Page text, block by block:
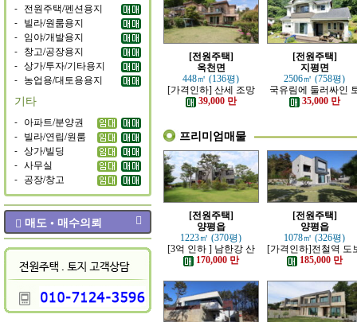
- 전원주택/펜션용지
- 빌라/원룸용지
- 임야/개발용지
- 창고/공장용지
- 상가/투자/기타용지
- 농업용/대토용용지
기타
- 아파트/분양권
- 빌라/연립/원룸
- 상가/빌딩
- 사무실
- 공장/창고
매도 • 매수의뢰
[전원주택]
옥천면
448㎡ (136평)
[가격인하] 산세 조망
좋은 남향 전원주택
39,000 만
[전원주택]
지평면
2506㎡ (758평)
국유림에 둘러싸인
지 넓은 전원주택
35,000 만
프리미엄매물
[전원주택]
양평읍
1223㎡ (370평)
[3억 인하 ] 남한강 산
책로 접한 최고급 전원
170,000 만
[전원주택]
양평읍
1078㎡ (326평)
[가격인하]전철역 도
강조망 되는 고급 전
185,000 만